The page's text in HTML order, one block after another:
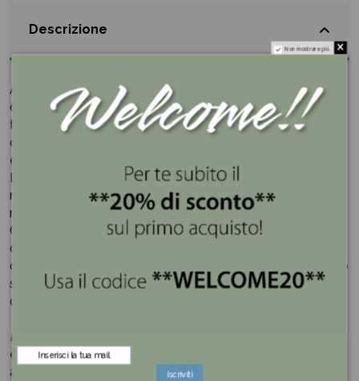
Descrizione
Aggiungi un tocco di eleganza moderna ai tuoi spazi con
questo splendido cuore sfaccettato in resina dorata. La
texture poligonale conferisce un aspetto
contemporaneo e artistico, rendendolo un pezzo unico
e affascinante per la decorazione della tua casa o ufficio.
La sua finitura dorata aggiunge un tocco di lusso e
raffinatezza, mentre la texture poligonale offre una
moderna interpretazione del classico simbolo del cuore.
Questo cuore in resina dorata è ideale come elemento
decorativo su mensole, tavolini, scrivanie o come
centrotavola. Con il suo design raffinato e l'effetto dorato
scintillante, sarà un'aggiunta preziosa e significativa per
qualsiasi ambiente, trasmettendo calore e stile.
Montemaggi
esperienza trentennale nella commercializzazione di
articoli da regalo e complementi di arredo realizzando
Non mostrare più.
Iscriviti